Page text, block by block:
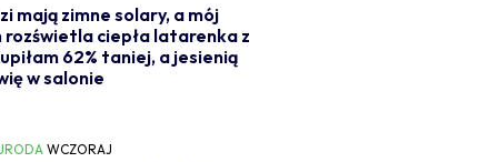
mają zimne solary, a mój
rozświetla ciepła latarenka z
62% taniej, a jesienią
w salonie
WCZORAJ